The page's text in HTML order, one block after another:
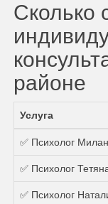
Сколько
районе
Услуга
✅ Психолог
✅ Психолог
✅ Психолог